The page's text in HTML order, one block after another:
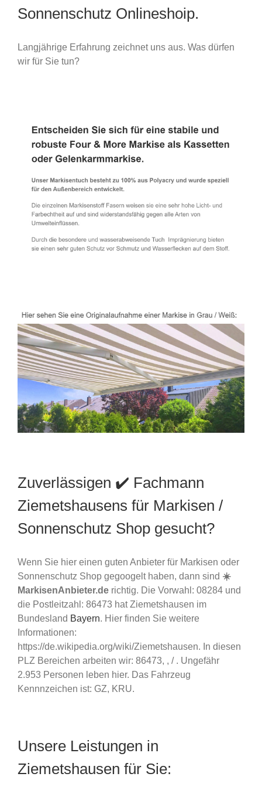
Sonnenschutz Onlineshoip.
Langjährige Erfahrung zeichnet uns aus. Was dürfen
wir für Sie tun?
Zuverlässigen ✔️ Fachmann
Ziemetshausens für Markisen /
Sonnenschutz Shop gesucht?
Wenn Sie hier einen guten Anbieter für Markisen oder
Sonnenschutz Shop gegoogelt haben, dann sind ☀️
MarkisenAnbieter.de richtig. Die Vorwahl: 08284 und
die Postleitzahl: 86473 hat Ziemetshausen im
Bundesland Bayern. Hier finden Sie weitere
Informationen:
https://de.wikipedia.org/wiki/Ziemetshausen. In diesen
PLZ Bereichen arbeiten wir: 86473, , / . Ungefähr
2.953 Personen leben hier. Das Fahrzeug
Kennnzeichen ist: GZ, KRU.
Unsere Leistungen in
Ziemetshausen für Sie: